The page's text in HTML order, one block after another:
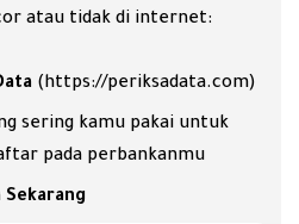
atau tidak di internet:
(https://periksadata.com)
sering kamu pakai untuk
pada perbankanmu
Sekarang